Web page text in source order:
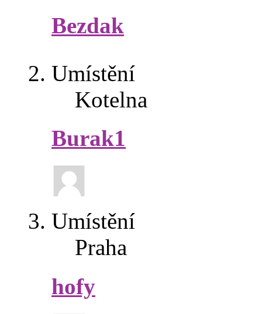
Bezdak
Umístění
Kotelna
Burak1
Umístění
Praha
hofy